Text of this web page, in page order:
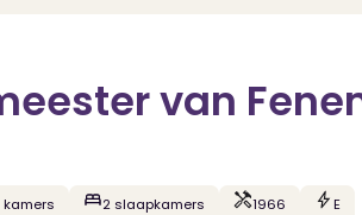
van
kamers 2 slaapkamers 1966 E